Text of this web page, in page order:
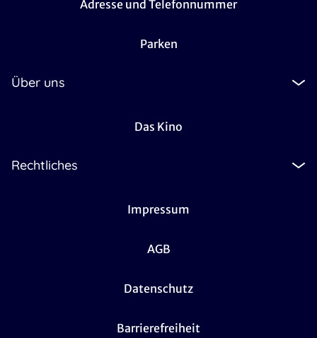
Adresse und Telefonnummer
Parken
Über uns
Das Kino
Rechtliches
Impressum
AGB
Datenschutz
Barrierefreiheit